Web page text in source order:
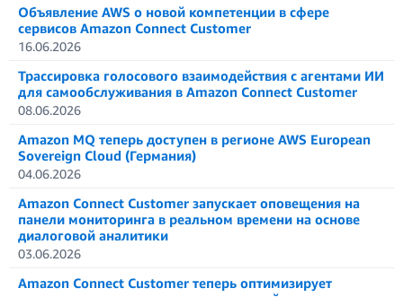
Объявление AWS о новой компетенции в сфере
сервисов Amazon Connect Customer
16.06.2026
Трассировка голосового взаимодействия с агентами ИИ
для самообслуживания в Amazon Connect Customer
08.06.2026
Amazon MQ теперь доступен в регионе AWS European
Sovereign Cloud (Германия)
04.06.2026
Amazon Connect Customer запускает оповещения на
панели мониторинга в реальном времени на основе
диалоговой аналитики
03.06.2026
Amazon Connect Customer теперь оптимизирует